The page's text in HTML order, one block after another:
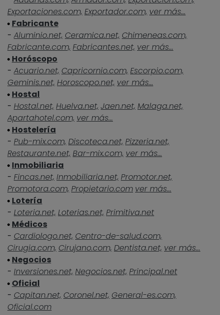
Exportaciones.com, Exportador.com, ver más...
Fabricante
- Aluminio.net, Ceramica.net, Chimeneas.com,
Fabricante.com, Fabricantes.net, ver más...
Horóscopo
- Acuario.net, Capricornio.com, Escorpio.com,
Geminis.net, Horoscopo.net, ver más...
Hostal
- Hostal.net, Huelva.net, Jaen.net, Malaga.net,
Apartahotel.com, ver más...
Hostelería
- Pub-mix.com, Discoteca.net, Pizzeria.net,
Restaurante.net, Bar-mix.com, ver más...
Inmobiliaria
- Fincas.net, Inmobiliaria.net, Promotor.net,
Promotora.com, Propietario.com ver más...
Lotería
- Loteria.net, Loterias.net, Primitiva.net
Médicos
- Cardiologo.net, Centro-de-salud.com,
Cirugia.com, Cirujano.com, Dentista.net, ver más...
Negocios
- Inversiones.net, Negocios.net, Principal.net
Oficial
- Capitan.net, Coronel.net, General-es.com,
Oficial.com